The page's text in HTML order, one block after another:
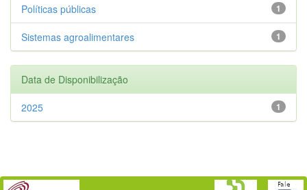
1
Políticas públicas
1
Sistemas agroalimentares
Data de Disponibilização
1
2025